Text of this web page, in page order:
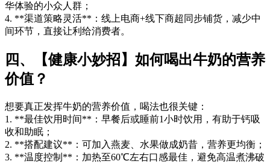
华体验的小众人群；
4. **渠道策略灵活**：线上电商+线下商超同步铺货，减少中
间环节，直接让利给消费者。
四、【健康小妙招】如何喝出牛奶的营养
价值？
想要真正发挥牛奶的营养价值，喝法也很关键：
1. **最佳饮用时间**：早餐后或睡前1小时饮用，有助于钙吸
收和助眠；
2. **搭配建议**：可加入燕麦、水果做成奶昔，营养更均衡；
3. **温度控制**：加热至60℃左右口感最佳，避免高温煮沸破